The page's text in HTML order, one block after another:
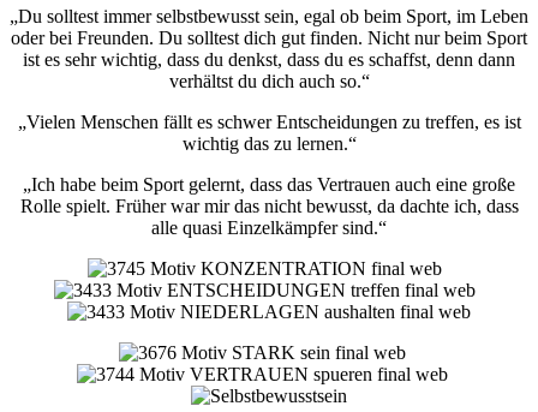
„Du solltest immer selbstbewusst sein, egal ob beim Sport, im Leben
oder bei Freunden. Du solltest dich gut finden. Nicht nur beim Sport
ist es sehr wichtig, dass du denkst, dass du es schaffst, denn dann
verhältst du dich auch so.“
„Vielen Menschen fällt es schwer Entscheidungen zu treffen, es ist
wichtig das zu lernen.“
„Ich habe beim Sport gelernt, dass das Vertrauen auch eine große
Rolle spielt. Früher war mir das nicht bewusst, da dachte ich, dass
alle quasi Einzelkämpfer sind.“